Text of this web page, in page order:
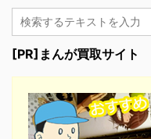
[PR]まんが買取サイト